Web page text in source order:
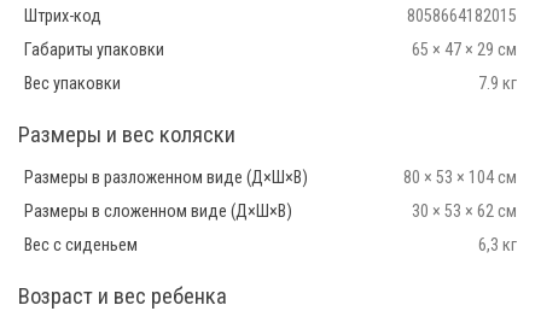
Штрих-код
8058664182015
Габариты упаковки
65 × 47 × 29 см
Вес упаковки
7.9 кг
Размеры и вес коляски
Размеры в разложенном виде (Д×Ш×В)
80 × 53 × 104 см
Размеры в сложенном виде (Д×Ш×В)
30 × 53 × 62 см
Вес с сиденьем
6,3 кг
Возраст и вес ребенка